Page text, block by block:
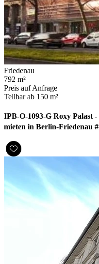
Friedenau
792 m²
Preis auf Anfrage
Teilbar ab 150 m²
IPB-O-1093-G Roxy Palast
mieten in Berlin-Friedenau